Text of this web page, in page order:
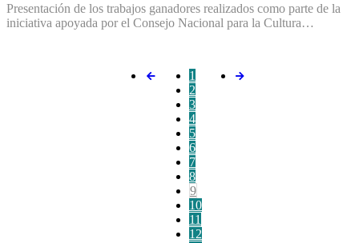
Presentación de los trabajos ganadores realizados como parte de la
iniciativa apoyada por el Consejo Nacional para la Cultura…
1
2
3
4
5
6
7
8
9
10
11
12